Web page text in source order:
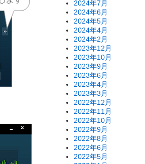
2024年7月
2024年6月
2024年5月
2024年4月
2024年2月
2023年12月
2023年10月
2023年9月
2023年6月
2023年4月
2023年3月
2022年12月
2022年11月
2022年10月
2022年9月
2022年8月
2022年6月
2022年5月